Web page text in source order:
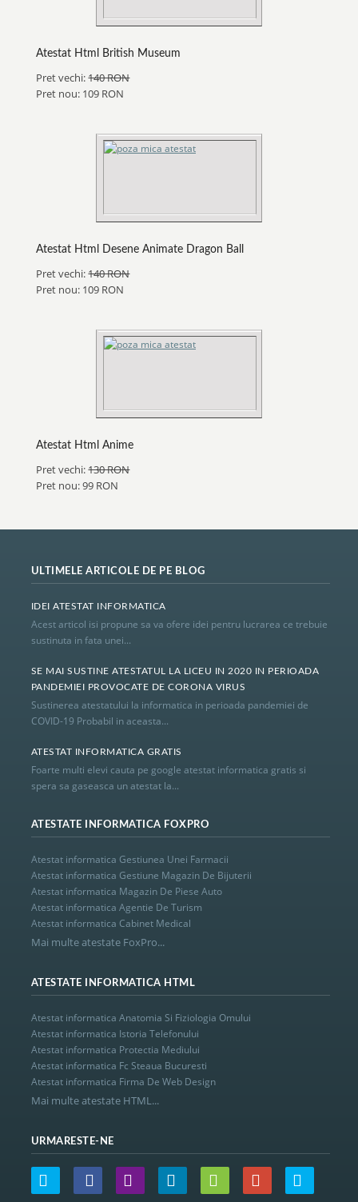
Atestat Html British Museum
Pret vechi:140 RON
Pret nou: 109 RON
Atestat Html Desene Animate Dragon Ball
Pret vechi:140 RON
Pret nou: 109 RON
Atestat Html Anime
Pret vechi:130 RON
Pret nou: 99 RON
ULTIMELE ARTICOLE DE PE BLOG
IDEI ATESTAT INFORMATICA
Acest articol isi propune sa va ofere idei pentru lucrarea ce trebuie
sustinuta in fata unei...
SE MAI SUSTINE ATESTATUL LA LICEU IN 2020 IN PERIOADA
PANDEMIEI PROVOCATE DE CORONA VIRUS
Sustinerea atestatului la informatica in perioada pandemiei de
COVID-19 Probabil in aceasta...
ATESTAT INFORMATICA GRATIS
Foarte multi elevi cauta pe google atestat informatica gratis si
spera sa gaseasca un atestat la...
ATESTATE INFORMATICA FOXPRO
Atestat informatica Gestiunea Unei Farmacii
Atestat informatica Gestiune Magazin De Bijuterii
Atestat informatica Magazin De Piese Auto
Atestat informatica Agentie De Turism
Atestat informatica Cabinet Medical
Mai multe atestate FoxPro...
ATESTATE INFORMATICA HTML
Atestat informatica Anatomia Si Fiziologia Omului
Atestat informatica Istoria Telefonului
Atestat informatica Protectia Mediului
Atestat informatica Fc Steaua Bucuresti
Atestat informatica Firma De Web Design
Mai multe atestate HTML...
URMARESTE-NE